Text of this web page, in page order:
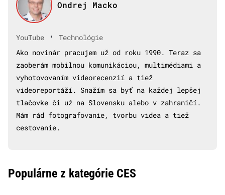
Ondrej Macko
YouTube •
Technológie
Ako novinár pracujem už od roku 1990. Teraz sa
zaoberám mobilnou komunikáciou, multimédiami a
vyhotovovaním videorecenzií a tiež
videoreportáží. Snažím sa byť na každej lepšej
tlačovke či už na Slovensku alebo v zahraničí.
Mám rád fotografovanie, tvorbu videa a tiež
cestovanie.
Populárne z kategórie CES